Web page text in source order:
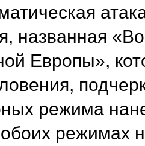
названная
Европы»,
режима
режимах